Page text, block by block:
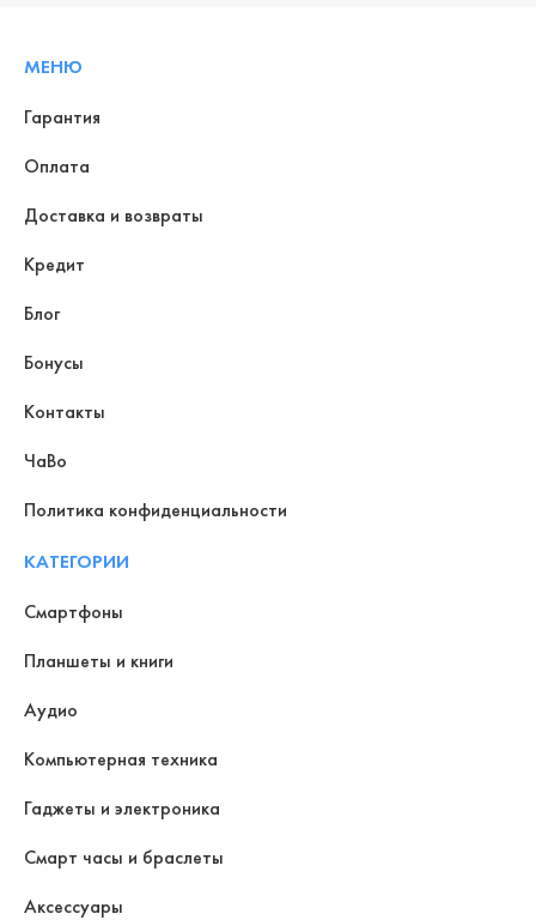
МЕНЮ
Гарантия
Оплата
Доставка и возвраты
Кредит
Блог
Бонусы
Контакты
ЧаВо
Политика конфиденциальности
КАТЕГОРИИ
Смартфоны
Планшеты и книги
Аудио
Компьютерная техника
Гаджеты и электроника
Смарт часы и браслеты
Аксессуары